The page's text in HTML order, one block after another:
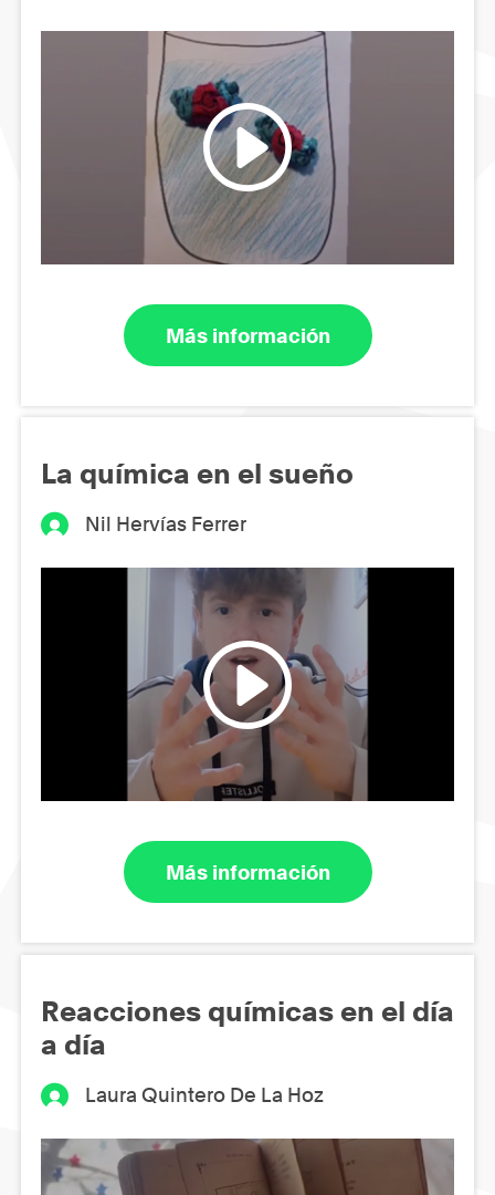
Más información
La química en el sueño
Nil Hervías Ferrer
Más información
Reacciones químicas en el día
a día
Laura Quintero De La Hoz